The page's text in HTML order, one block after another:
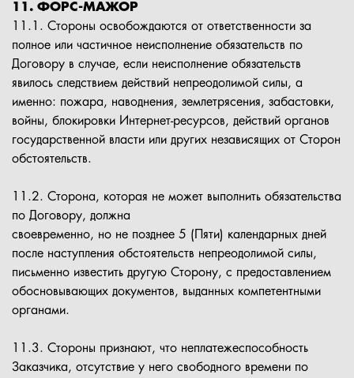
11. ФОРС-МАЖОР
11.1. Стороны освобождаются от ответственности за
полное или частичное неисполнение обязательств по
Договору в случае, если неисполнение обязательств
явилось следствием действий непреодолимой силы, а
именно: пожара, наводнения, землетрясения, забастовки,
войны, блокировки Интернет-ресурсов, действий органов
государственной власти или других независящих от Сторон
обстоятельств.
11.2. Сторона, которая не может выполнить обязательства
по Договору, должна
своевременно, но не позднее 5 (Пяти) календарных дней
после наступления обстоятельств непреодолимой силы,
письменно известить другую Сторону, с предоставлением
обосновывающих документов, выданных компетентными
органами.
11.3. Стороны признают, что неплатежеспособность
Заказчика, отсутствие у него свободного времени по